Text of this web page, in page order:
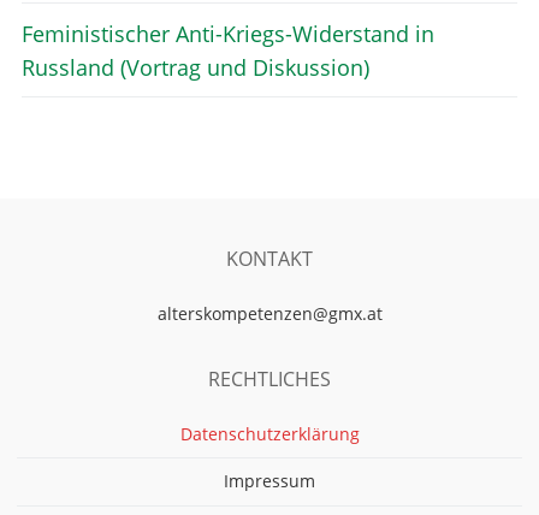
Feministischer Anti-Kriegs-Widerstand in
Russland (Vortrag und Diskussion)
KONTAKT
alterskompetenzen@gmx.at
RECHTLICHES
Datenschutzerklärung
Impressum